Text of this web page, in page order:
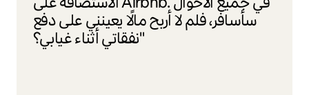
سأسافر، فلم لا أربح مالًا يعينني على دفع
نفقاتي أثناء غيابي؟"